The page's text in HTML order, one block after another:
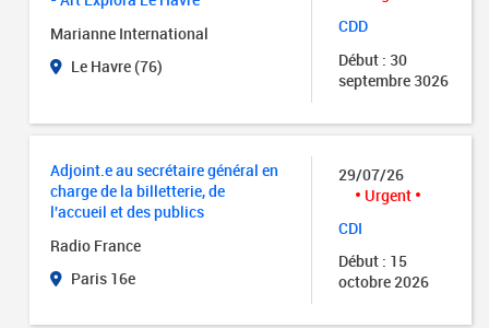
Marianne International
Le Havre (76)
CDD
Début : 30
septembre 3026
Adjoint.e au secrétaire général en
charge de la billetterie, de
l'accueil et des publics
Radio France
Paris 16e
29/07/26
Urgent
CDI
Début : 15
octobre 2026